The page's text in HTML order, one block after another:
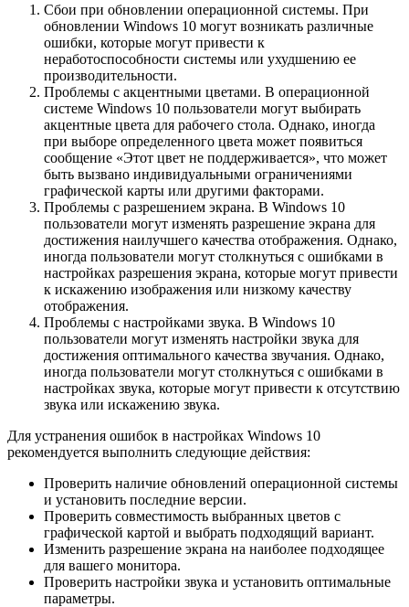
Сбои при обновлении операционной системы. При
обновлении Windows 10 могут возникать различные
ошибки, которые могут привести к
неработоспособности системы или ухудшению ее
производительности.
Проблемы с акцентными цветами. В операционной
системе Windows 10 пользователи могут выбирать
акцентные цвета для рабочего стола. Однако, иногда
при выборе определенного цвета может появиться
сообщение «Этот цвет не поддерживается», что может
быть вызвано индивидуальными ограничениями
графической карты или другими факторами.
Проблемы с разрешением экрана. В Windows 10
пользователи могут изменять разрешение экрана для
достижения наилучшего качества отображения. Однако,
иногда пользователи могут столкнуться с ошибками в
настройках разрешения экрана, которые могут привести
к искажению изображения или низкому качеству
отображения.
Проблемы с настройками звука. В Windows 10
пользователи могут изменять настройки звука для
достижения оптимального качества звучания. Однако,
иногда пользователи могут столкнуться с ошибками в
настройках звука, которые могут привести к отсутствию
звука или искажению звука.
Для устранения ошибок в настройках Windows 10
рекомендуется выполнить следующие действия:
Проверить наличие обновлений операционной системы
и установить последние версии.
Проверить совместимость выбранных цветов с
графической картой и выбрать подходящий вариант.
Изменить разрешение экрана на наиболее подходящее
для вашего монитора.
Проверить настройки звука и установить оптимальные
параметры.